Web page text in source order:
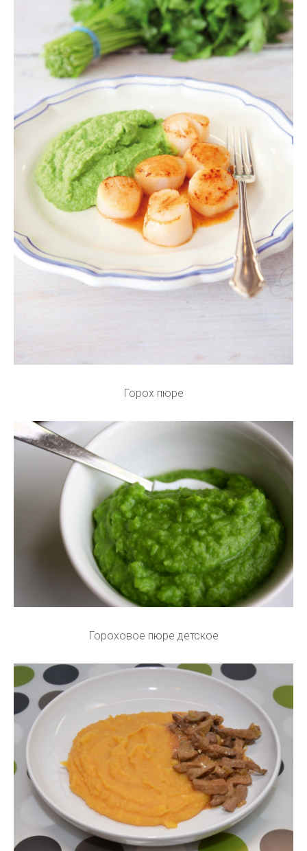
Горох пюре
Гороховое пюре детское